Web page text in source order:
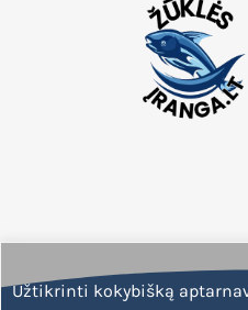
Užtikrinti kokybišką